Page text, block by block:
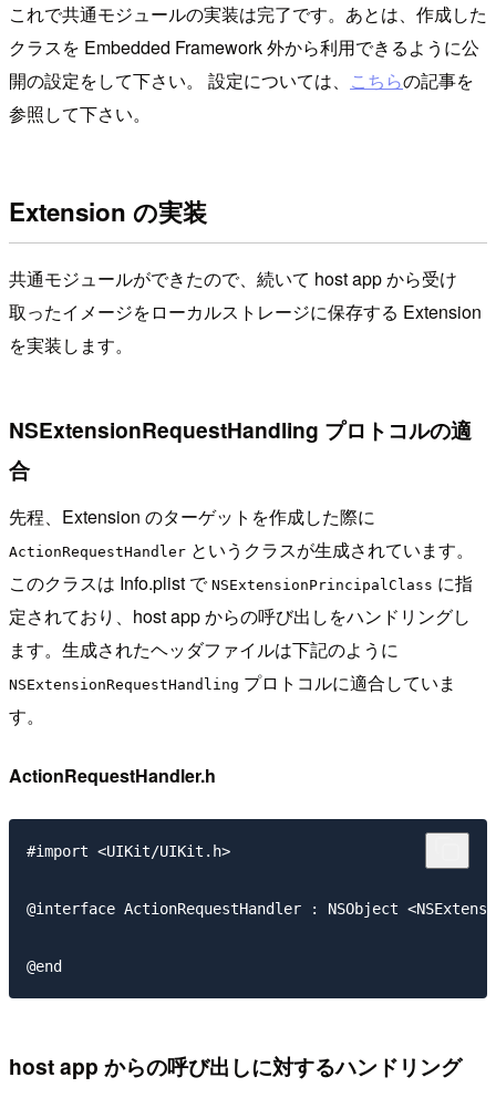
これで共通モジュールの実装は完了です。あとは、作成した
クラスを Embedded Framework 外から利用できるように公
開の設定をして下さい。 設定については、 こちらの記事を
参照して下さい。
Extension の実装
共通モジュールができたので、続いて host app から受け
取ったイメージをローカルストレージに保存する Extension
を実装します。
NSExtensionRequestHandling プロトコルの適
合
先程、Extension のターゲットを作成した際に
ActionRequestHandler というクラスが生成されています。
このクラスは Info.plist で NSExtensionPrincipalClass に指
定されており、host app からの呼び出しをハンドリングし
ます。生成されたヘッダファイルは下記のように
NSExtensionRequestHandling プロトコルに適合していま
す。
ActionRequestHandler.h
#import <UIKit/UIKit.h>
@interface ActionRequestHandler : NSObject
host app からの呼び出しに対するハンドリング